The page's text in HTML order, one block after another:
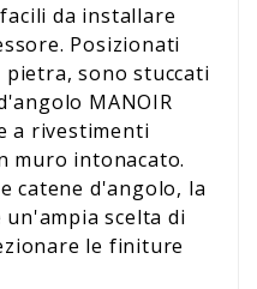
da installare
Posizionati
sono stuccati
MANOIR
a rivestimenti
muro intonacato.
catene d'angolo, la
scelta di
le finiture